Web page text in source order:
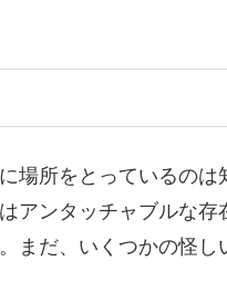
場所をとっているの
アンタッチャブルな
まだ、いくつかの怪